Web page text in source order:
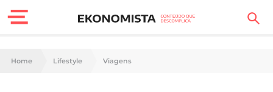
Finanças Pessoais
Home Lifestyle Viagens